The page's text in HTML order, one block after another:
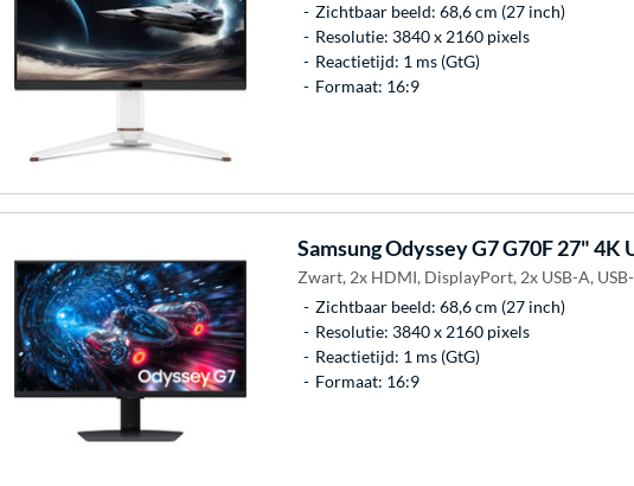
Zichtbaar beeld: 68,6 cm (27 inch)
Resolutie: 3840 x 2160 pixels
Reactietijd: 1 ms (GtG)
Formaat: 16:9
SamsungOdyssey G7 G70F 27" 4K
Zwart, 2x HDMI, DisplayPort, 2x USB-A,
Zichtbaar beeld: 68,6 cm (27 inch)
Resolutie: 3840 x 2160 pixels
Reactietijd: 1 ms (GtG)
Formaat: 16:9